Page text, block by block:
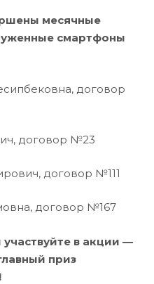
месячные
смартфоны
договор
договор №23
договор №111
договор №167
в акции —
приз